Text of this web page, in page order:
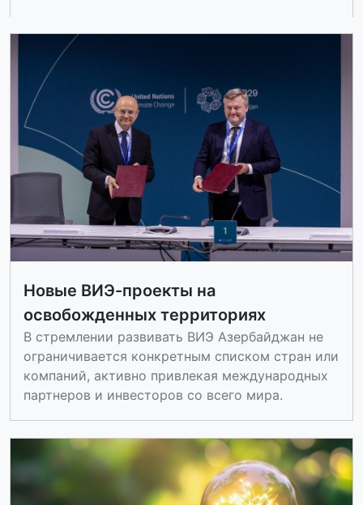
Новые ВИЭ-проекты на
освобожденных территориях
В стремлении развивать ВИЭ Азербайджан не
ограничивается конкретным списком стран или
компаний, активно привлекая международных
партнеров и инвесторов со всего мира.